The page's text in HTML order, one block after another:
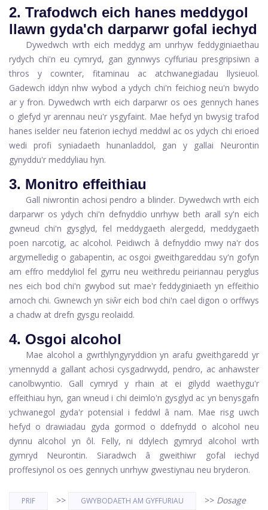
2. Trafodwch eich hanes meddygol
llawn gyda'ch darparwr gofal iechyd
Dywedwch wrth eich meddyg am unrhyw feddyginiaethau
rydych chi'n eu cymryd, gan gynnwys cyffuriau presgripsiwn a
thros y cownter, fitaminau ac atchwanegiadau llysieuol.
Gadewch iddyn nhw wybod a ydych chi'n feichiog neu'n bwydo
ar y fron. Dywedwch wrth eich darparwr os oes gennych hanes
o glefyd yr arennau neu'r ysgyfaint. Mae hefyd yn bwysig trafod
hanes iselder neu faterion iechyd meddwl ac os ydych chi erioed
wedi profi syniadaeth hunanladdol, gan y gallai Neurontin
gynyddu'r meddyliau hyn.
3. Monitro effeithiau
Gall niwrontin achosi pendro a blinder. Dywedwch wrth eich
darparwr os ydych chi'n defnyddio unrhyw beth arall sy'n eich
gwneud chi'n gysglyd, fel meddygaeth alergedd, meddygaeth
poen narcotig, ac alcohol. Peidiwch â defnyddio mwy na'r dos
argymelledig o gabapentin, ac osgoi gweithgareddau sy'n gofyn
am effro meddyliol fel gyrru neu weithredu peiriannau peryglus
nes eich bod chi'n gwybod sut mae'r feddyginiaeth yn effeithio
arnoch chi. Gwnewch yn siŵr eich bod chi'n cael digon o orffwys
a chadw at drefn gysgu reolaidd.
4. Osgoi alcohol
Mae alcohol a gwrthlyngyryddion yn arafu gweithgaredd yr
ymennydd a gallant achosi cysgadrwydd, pendro, ac anhawster
canolbwyntio. Gall cymryd y rhain at ei gilydd waethygu'r
effeithiau hyn, gan wneud i chi deimlo'n gysglyd ac yn benysgafn
ychwanegol gyda'r potensial i feddwl â nam. Mae risg uwch
hefyd o drawiadau gyda gormod o ddefnydd o alcohol neu
dynnu alcohol yn ôl. Felly, ni ddylech gymryd alcohol wrth
gymryd Neurontin. Siaradwch â gweithiwr gofal iechyd
proffesiynol os oes gennych unrhyw gwestiynau neu bryderon.
PRIF >> GWYBODAETH AM GYFFURIAU >> Dosage